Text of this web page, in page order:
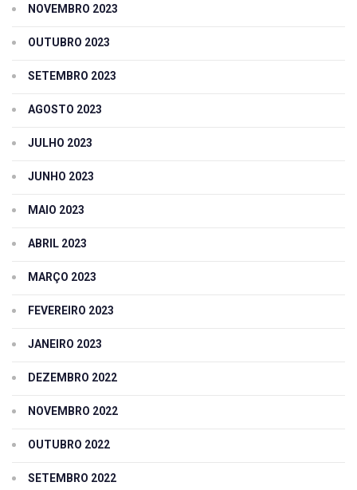
NOVEMBRO 2023
OUTUBRO 2023
SETEMBRO 2023
AGOSTO 2023
JULHO 2023
JUNHO 2023
MAIO 2023
ABRIL 2023
MARÇO 2023
FEVEREIRO 2023
JANEIRO 2023
DEZEMBRO 2022
NOVEMBRO 2022
OUTUBRO 2022
SETEMBRO 2022